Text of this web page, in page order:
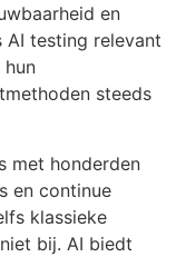
en
AI testing relevant
steeds
met honderden
en continue
klassieke
bij. AI biedt